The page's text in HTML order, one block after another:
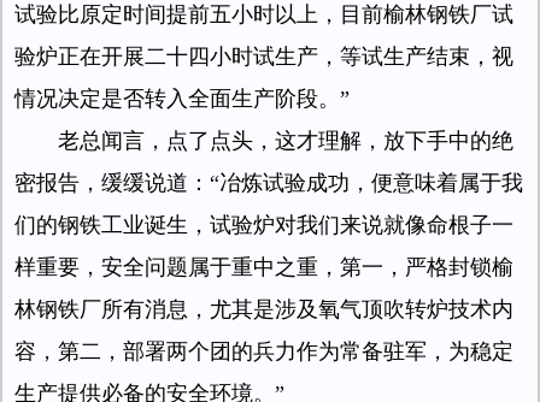
试验比原定时间提前五小时以上，目前榆林钢铁厂试
验炉正在开展二十四小时试生产，等试生产结束，视
情况决定是否转入全面生产阶段。”
老总闻言，点了点头，这才理解，放下手中的绝
密报告，缓缓说道：“冶炼试验成功，便意味着属于我
们的钢铁工业诞生，试验炉对我们来说就像命根子一
样重要，安全问题属于重中之重，第一，严格封锁榆
林钢铁厂所有消息，尤其是涉及氧气顶吹转炉技术内
容，第二，部署两个团的兵力作为常备驻军，为稳定
生产提供必备的安全环境。”